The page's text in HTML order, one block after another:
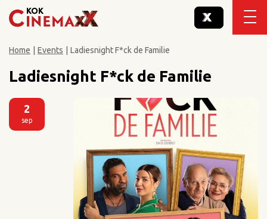
Home Events Ladiesnight F*ck de Familie
Ladiesnight F*ck de Familie
2
sep